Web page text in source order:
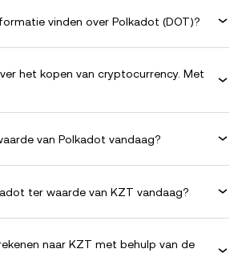
vinden over Polkadot (DOT)?
het kopen van cryptocurrency. Met
van Polkadot vandaag?
ter waarde van KZT vandaag?
naar KZT met behulp van de